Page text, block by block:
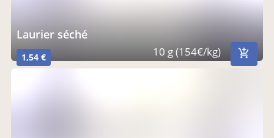
Laurier séché
1,54 € 10 g (154€/kg)